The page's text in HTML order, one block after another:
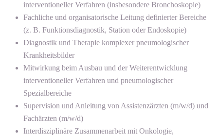
interventioneller Verfahren (insbesondere Bronchoskopie)
Fachliche und organisatorische Leitung definierter Bereiche
(z. B. Funktionsdiagnostik, Station oder Endoskopie)
Diagnostik und Therapie komplexer pneumologischer
Krankheitsbilder
Mitwirkung beim Ausbau und der Weiterentwicklung
interventioneller Verfahren und pneumologischer
Spezialbereiche
Supervision und Anleitung von Assistenzärzten (m/w/d) und
Fachärzten (m/w/d)
Interdisziplinäre Zusammenarbeit mit Onkologie,